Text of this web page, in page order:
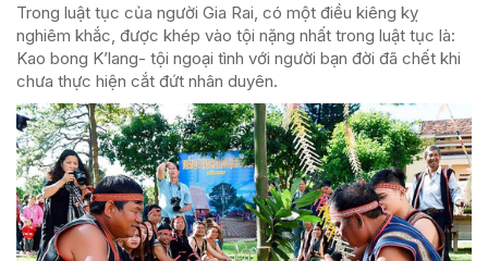
Trong luật tục của người Gia Rai, có một điều kiêng kỵ
nghiêm khắc, được khép vào tội nặng nhất trong luật tục là:
Kao bong K’lang- tội ngoại tình với người bạn đời đã chết khi
chưa thực hiện cắt đứt nhân duyên.